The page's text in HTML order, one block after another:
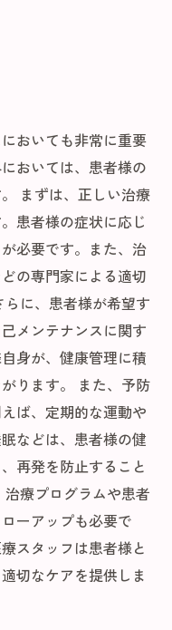
おいても非常に重要
おいては、患者様の
まずは、正しい治療
患者様の症状に応じ
必要です。また、治
の専門家による適切
に、患者様が希望す
メンテナンスに関す
身が、健康管理に積
ります。 また、予防
ば、定期的な運動や
などは、患者様の健
再発を防止すること
療プログラムや患者
ーアップも必要で
スタッフは患者様と
切なケアを提供しま